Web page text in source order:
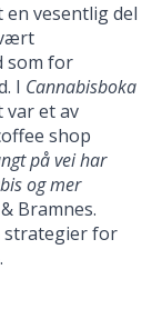
vesentlig del
som for
I Cannabisboka
var et av
shop
på vei har
og mer
Bramnes.
strategier for